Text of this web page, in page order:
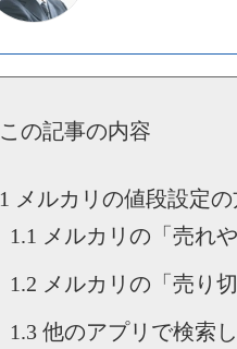
▶YouTube:神岡進也 [物
この記事の内容
メルカリの値段設定
メルカリの「売れ
メルカリの「売り
他のアプリで検索